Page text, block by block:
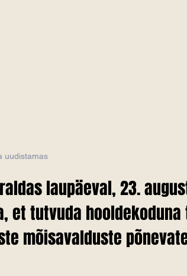
uudistamas
laupäeval, 23.
et tutvuda
mõisavalduste